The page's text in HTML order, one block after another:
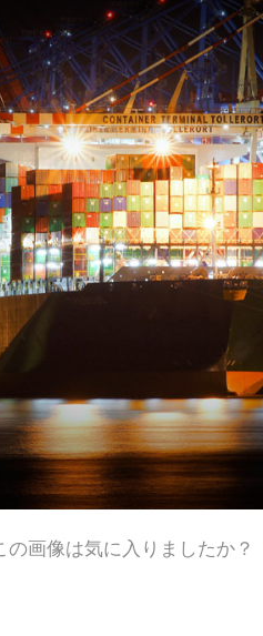
の画像は気に入りましたか？